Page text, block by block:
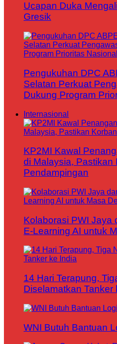
Ucapan Duka
Gresik
Pengukuhan DPC
Selatan Perkuat
Dukung Program
Internasional
KP2MI Kawal
di Malaysia, Pastikan
Pendampingan
Kolaborasi PWI Jaya
E-Learning AI untuk
14 Hari Terapung,
Diselamatkan Tanker
WNI Butuh Bantuan